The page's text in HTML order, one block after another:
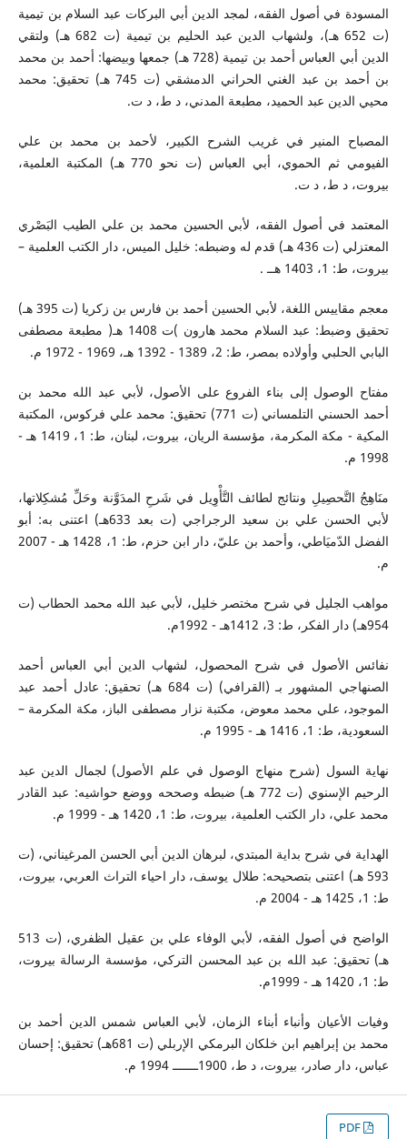
المسودة في أصول الفقه، لمجد الدين أبي البركات عبد السلام بن تيمية
(ت 652 هـ)، ولشهاب الدين عبد الحليم بن تيمية (ت 682 هـ) ولتقي
الدين أبي العباس أحمد بن تيمية (728 هـ) جمعها وبيضها: أحمد بن محمد
بن أحمد بن عبد الغني الحراني الدمشقي (ت 745 هـ) تحقيق: محمد
محيي الدين عبد الحميد، مطبعة المدني، د ط، د ت.
المصباح المنير في غريب الشرح الكبير، لأحمد بن محمد بن علي
الفيومي ثم الحموي، أبي العباس (ت نحو 770 هـ) المكتبة العلمية،
بيروت، د ط، د ت.
المعتمد في أصول الفقه، لأبي الحسين محمد بن علي الطيب البَصْري
المعتزلي (ت 436 هـ) قدم له وضبطه: خليل الميس، دار الكتب العلمية –
بيروت، ط: 1، 1403 هــ .
معجم مقاييس اللغة، لأبي الحسين أحمد بن فارس بن زكريا (ت 395 هـ)
تحقيق وضبط: عبد السلام محمد هارون )ت 1408 هـ( مطبعة مصطفى
البابي الحلبي وأولاده بمصر، ط: 2، 1389 - 1392 هـ، 1969 - 1972 م.
مفتاح الوصول إلى بناء الفروع على الأصول، لأبي عبد الله محمد بن
أحمد الحسني التلمساني (ت 771) تحقيق: محمد علي فركوس، المكتبة
المكية - مكة المكرمة، مؤسسة الريان، بيروت، لبنان، ط: 1، 1419 هـ -
1998 م.
منَاهِجُ التَّحصِيلِ ونتائج لطائف التَّأْوِيل في شَرحِ المدَوَّنة وحَلِّ مُشكِلاتها،
لأبي الحسن علي بن سعيد الرجراجي (ت بعد 633هـ) اعتنى به: أبو
الفضل الدّميَاطي، وأحمد بن عليّ، دار ابن حزم، ط: 1، 1428 هـ - 2007
م.
مواهب الجليل في شرح مختصر خليل، لأبي عبد الله محمد الحطاب (ت
954هـ) دار الفكر، ط: 3، 1412هـ - 1992م.
نفائس الأصول في شرح المحصول، لشهاب الدين أبي العباس أحمد
الصنهاجي المشهور بـ (القرافي) (ت 684 هـ) تحقيق: عادل أحمد عبد
الموجود، علي محمد معوض، مكتبة نزار مصطفى الباز، مكة المكرمة –
السعودية، ط: 1، 1416 هـ - 1995 م.
نهاية السول (شرح منهاج الوصول في علم الأصول) لجمال الدين عبد
الرحيم الإسنوي (ت 772 هـ) ضبطه وصححه ووضع حواشيه: عبد القادر
محمد علي، دار الكتب العلمية، بيروت، ط: 1، 1420 هـ - 1999 م.
الهداية في شرح بداية المبتدي، لبرهان الدين أبي الحسن المرغيناني، (ت
593 هـ) اعتنى بتصحيحه: طلال يوسف، دار احياء التراث العربي، بيروت،
ط: 1، 1425 هـ - 2004 م.
الواضح في أصول الفقه، لأبي الوفاء علي بن عقيل الظفري، (ت 513
هـ) تحقيق: عبد الله بن عبد المحسن التركي، مؤسسة الرسالة بيروت،
ط: 1، 1420 هـ - 1999م.
وفيات الأعيان وأنباء أبناء الزمان، لأبي العباس شمس الدين أحمد بن
محمد بن إبراهيم ابن خلكان البرمكي الإربلي (ت 681هـ) تحقيق: إحسان
عباس، دار صادر، بيروت، د ط، 1900ـــــــ 1994 م.
PDF